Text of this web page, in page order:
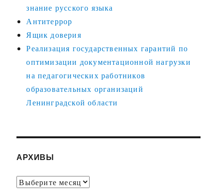
знание русского языка
Антитеррор
Ящик доверия
Реализация государственных гарантий по
оптимизации документационной нагрузки
на педагогических работников
образовательных организаций
Ленинградской области
АРХИВЫ
Архивы